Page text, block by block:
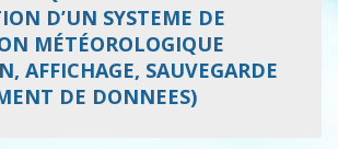
D’UN SYSTEME DE
MÉTÉOROLOGIQUE
AFFICHAGE, SAUVEGARDE
DE DONNEES)